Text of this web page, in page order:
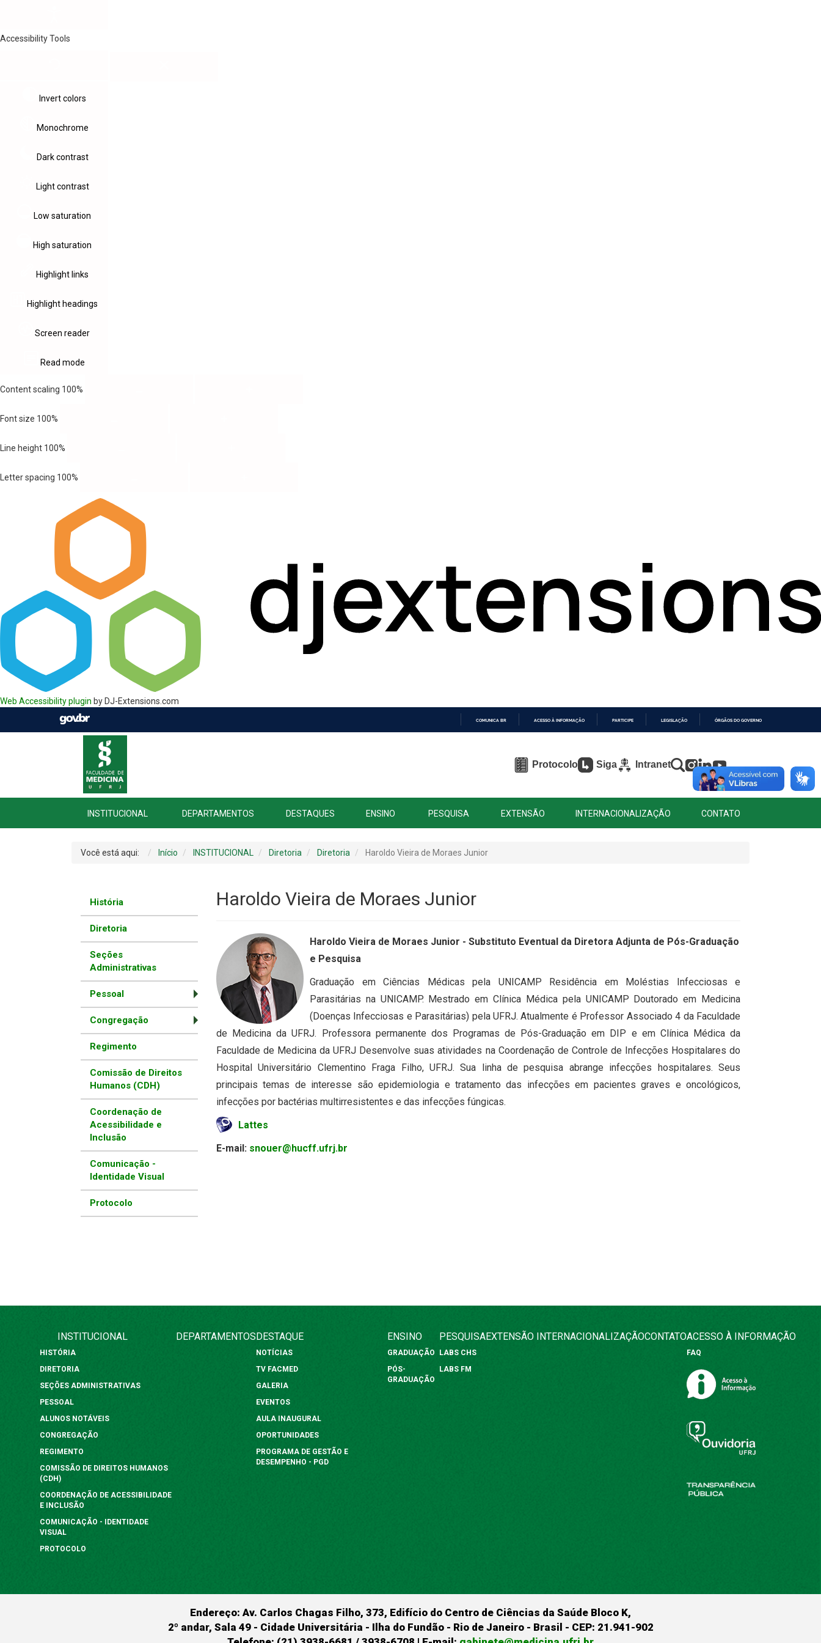
Accessibility Tools
Invert colors
Monochrome
Dark contrast
Light contrast
Low saturation
High saturation
Highlight links
Highlight headings
Screen reader
Read mode
Content scaling 100%
Font size 100%
Line height 100%
Letter spacing 100%
Web Accessibility plugin by DJ-Extensions.com
COMUNICA BR ACESSO À INFORMAÇÃO PARTICIPE LEGISLAÇÃO ÓRGÃOS DO GOVERNO
Protocolo Siga Intranet
INSTITUCIONAL DEPARTAMENTOS DESTAQUES ENSINO PESQUISA EXTENSÃO INTERNACIONALIZAÇÃO CONTATO
Você está aqui: Início INSTITUCIONAL Diretoria Diretoria Haroldo Vieira de Moraes Junior
História
Diretoria
Seções
Administrativas
Pessoal
Congregação
Regimento
Comissão de Direitos
Humanos (CDH)
Coordenação de
Acessibilidade e
Inclusão
Comunicação -
Identidade Visual
Protocolo
Haroldo Vieira de Moraes Junior
Haroldo Vieira de Moraes Junior - Substituto Eventual da Diretora Adjunta de Pós-Graduação
e Pesquisa
Graduação em Ciências Médicas pela UNICAMP Residência em Moléstias Infecciosas e
Parasitárias na UNICAMP. Mestrado em Clínica Médica pela UNICAMP Doutorado em Medicina
(Doenças Infecciosas e Parasitárias) pela UFRJ. Atualmente é Professor Associado 4 da Faculdade
de Medicina da UFRJ. Professora permanente dos Programas de Pós-Graduação em DIP e em Clínica Médica da
Faculdade de Medicina da UFRJ Desenvolve suas atividades na Coordenação de Controle de Infecções Hospitalares do
Hospital Universitário Clementino Fraga Filho, UFRJ. Sua linha de pesquisa abrange infecções hospitalares. Seus
principais temas de interesse são epidemiologia e tratamento das infecções em pacientes graves e oncológicos,
infecções por bactérias multirresistentes e das infecções fúngicas.
Lattes
E-mail: snouer@hucff.ufrj.br
INSTITUCIONAL
HISTÓRIA
DIRETORIA
SEÇÕES ADMINISTRATIVAS
PESSOAL
ALUNOS NOTÁVEIS
CONGREGAÇÃO
REGIMENTO
COMISSÃO DE DIREITOS HUMANOS
(CDH)
COORDENAÇÃO DE ACESSIBILIDADE
E INCLUSÃO
COMUNICAÇÃO - IDENTIDADE
VISUAL
PROTOCOLO
DEPARTAMENTOSDESTAQUE
NOTÍCIAS
TV FACMED
GALERIA
EVENTOS
AULA INAUGURAL
OPORTUNIDADES
PROGRAMA DE GESTÃO E
DESEMPENHO - PGD
ENSINO
GRADUAÇÃO
PÓS-
GRADUAÇÃO
PESQUISA
LABS CHS
LABS FM
EXTENSÃO INTERNACIONALIZAÇÃOCONTATOACESSO À INFORMAÇÃO
FAQ
Endereço: Av. Carlos Chagas Filho, 373, Edifício do Centro de Ciências da Saúde Bloco K,
2º andar, Sala 49 - Cidade Universitária - Ilha do Fundão - Rio de Janeiro - Brasil - CEP: 21.941-902